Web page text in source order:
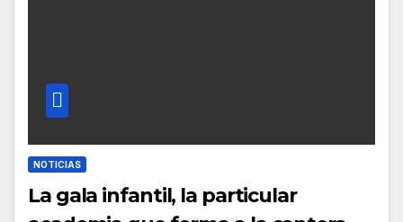
NOTICIAS
La gala infantil, la particular